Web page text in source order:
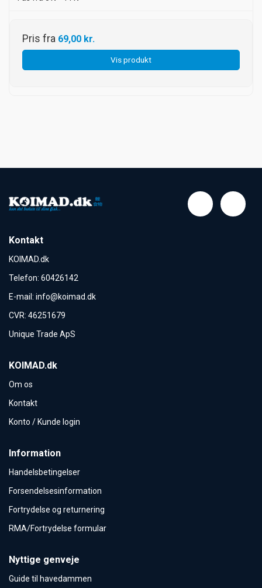
Pris fra 69,00 kr.
Vis produkt
Kontakt
KOIMAD.dk
Telefon: 60426142
E-mail : info@koimad.dk
CVR: 46251679
Unique Trade ApS
KOIMAD.dk
Om os
Kontakt
Konto / Kunde login
Information
Handelsbetingelser
Forsendelsesinformation
Fortrydelse og returnering
RMA/Fortrydelse formular
Nyttige genveje
Guide til havedammen